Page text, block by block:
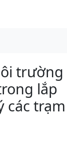
trường
lắp
các trạm